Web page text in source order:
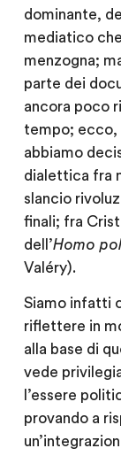
dominante,
mediatico
menzogna;
parte dei
ancora poco
tempo; ecco,
abbiamo
dialettica fra
slancio
finali; fra
dell’Homo
Valéry).
Siamo infatti
riflettere in
alla base di
vede
l’essere
provando a